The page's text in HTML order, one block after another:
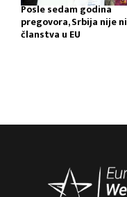
Posle sedam godina
pregovora, Srbija nije
članstva u EU